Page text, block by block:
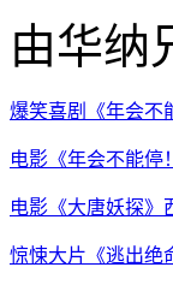
由华纳
爆笑喜剧《年会不
电影《年会不能停
电影《大唐妖探》
惊悚大片《逃出绝